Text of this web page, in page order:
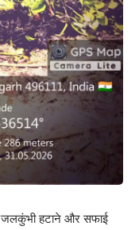
जलकुंभी हटाने और सफाई